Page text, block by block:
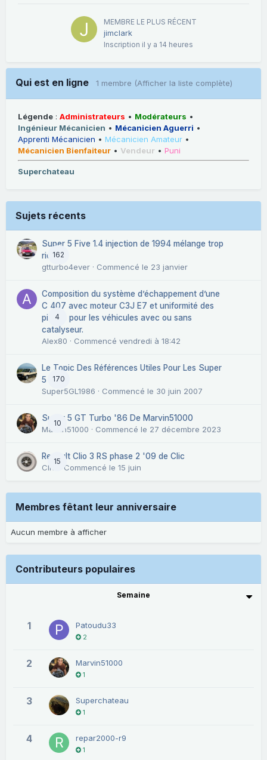
MEMBRE LE PLUS RÉCENT
jimclark
Inscription il y a 14 heures
Qui est en ligne 1 membre (Afficher la liste complète)
Légende : Administrateurs • Modérateurs •
Ingénieur Mécanicien • Mécanicien Aguerri •
Apprenti Mécanicien • Mécanicien Amateur •
Mécanicien Bienfaiteur • Vendeur • Puni
Superchateau
Sujets récents
162
Super 5 Five 1.4 injection de 1994 mélange trop
riche.
gtturbo4ever · Commencé le 23 janvier
4
Composition du système d’échappement d’une
C 407 avec moteur C3J E7 et uniformité des
pièces pour les véhicules avec ou sans
catalyseur.
Alex80 · Commencé vendredi à 18:42
170
Le Topic Des Références Utiles Pour Les Super
5
Super5GL1986 · Commencé le 30 juin 2007
10
Super 5 GT Turbo '86 De Marvin51000
Marvin51000 · Commencé le 27 décembre 2023
15
Renault Clio 3 RS phase 2 '09 de Clic
CliC
· Commencé le 15 juin
Membres fêtant leur anniversaire
Aucun membre à afficher
Contributeurs populaires
Semaine
1 Patoudu33
2
2 Marvin51000
1
3 Superchateau
1
4 repar2000-r9
1